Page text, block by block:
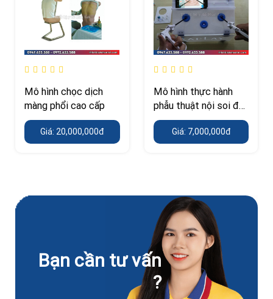
Mô hình chọc dịch
màng phổi cao cấp
Giá: 20,000,000đ
Mô hình thực hành
phẫu thuật nội soi đơn
giản
Giá: 7,000,000đ
Bạn cần tư vấn
?